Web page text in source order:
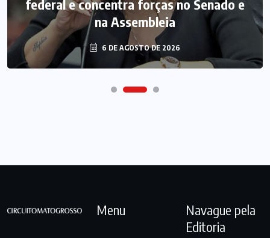
federal e concentra forças no Senado e
na Assembleia
6 DE AGOSTO DE 2026
Menu
Navague pela
Editoria